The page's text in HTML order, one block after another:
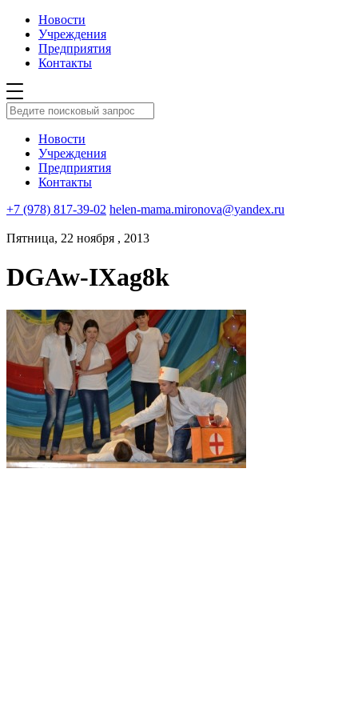
Новости
Учреждения
Предприятия
Контакты
Новости
Учреждения
Предприятия
Контакты
+7 (978) 817-39-02 helen-mama.mironova@yandex.ru
Пятница, 22 ноября , 2013
DGAw-IXag8k